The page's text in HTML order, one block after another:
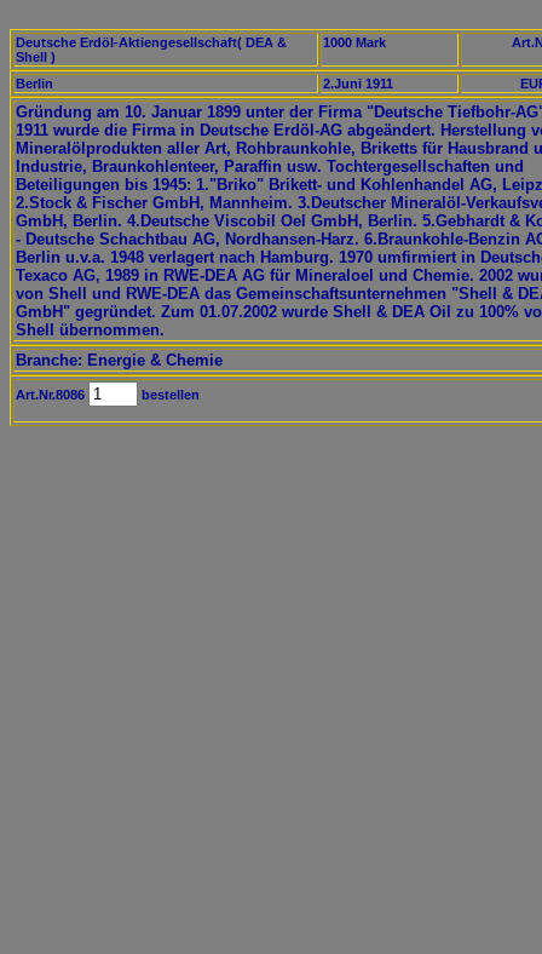
Deutsche Erdöl-Aktiengesellschaft( DEA &
Shell )
1000 Mark
Berlin 2.Juni 1911
Gründung am 10. Januar 1899 unter der Firma "Deutsche Tiefbohr-
1911 wurde die Firma in Deutsche Erdöl-AG abgeändert. Herstellung
Mineralölprodukten aller Art, Rohbraunkohle, Briketts für Hausbrand
Industrie, Braunkohlenteer, Paraffin usw. Tochtergesellschaften und
Beteiligungen bis 1945: 1."Briko" Brikett- und Kohlenhandel AG,
2.Stock & Fischer GmbH, Mannheim. 3.Deutscher Mineralöl-
GmbH, Berlin. 4.Deutsche Viscobil Oel GmbH, Berlin. 5.Gebhardt &
- Deutsche Schachtbau AG, Nordhansen-Harz. 6.Braunkohle-Benzin
Berlin u.v.a. 1948 verlagert nach Hamburg. 1970 umfirmiert in
Texaco AG, 1989 in RWE-DEA AG für Mineraloel und Chemie. 2002
von Shell und RWE-DEA das Gemeinschaftsunternehmen "Shell &
GmbH" gegründet. Zum 01.07.2002 wurde Shell & DEA Oil zu 100%
Shell übernommen.
Branche: Energie & Chemie
Art.Nr.8086 bestellen